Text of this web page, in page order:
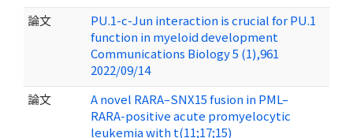
論文
PU.1-c-Jun interaction is crucial for PU.1
function in myeloid development
Communications Biology 5 (1),961
2022/09/14
論文
A novel RARA–SNX15 fusion in PML–
RARA-positive acute promyelocytic
leukemia with t(11;17;15)